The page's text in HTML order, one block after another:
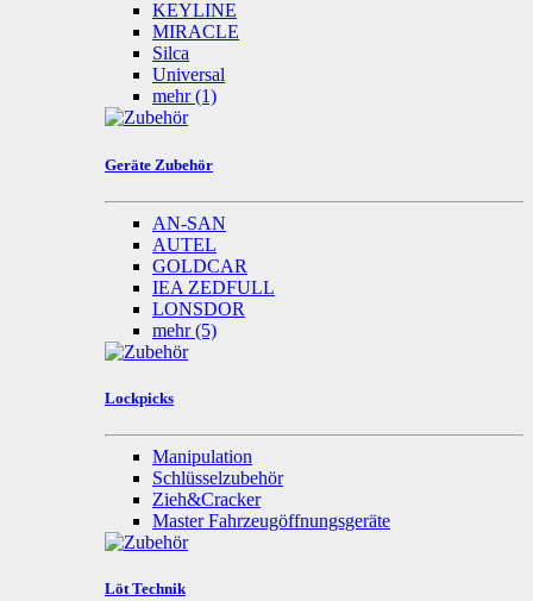
KEYLINE
MIRACLE
Silca
Universal
mehr(1)
Geräte Zubehör
AN-SAN
AUTEL
GOLDCAR
IEA ZEDFULL
LONSDOR
mehr(5)
Lockpicks
Manipulation
Schlüsselzubehör
Zieh&Cracker
Master Fahrzeugöffnungsgeräte
Löt Technik